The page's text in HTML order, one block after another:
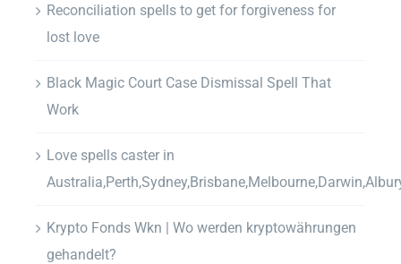
Reconciliation spells to get for forgiveness for
lost love
Black Magic Court Case Dismissal Spell That
Work
Love spells caster in
Krypto Fonds Wkn | Wo werden kryptowährungen
gehandelt?